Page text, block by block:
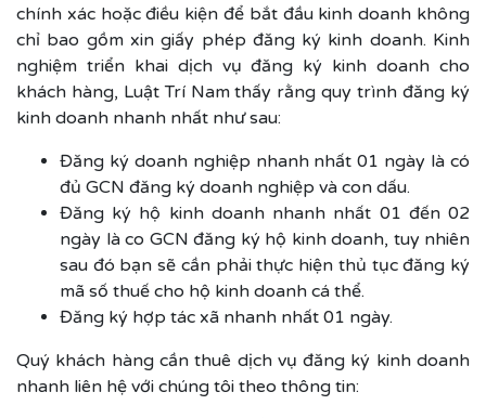
chính xác hoặc điều kiện để bắt đầu kinh doanh không
chỉ bao gồm xin giấy phép đăng ký kinh doanh. Kinh
nghiệm triển khai dịch vụ đăng ký kinh doanh cho
khách hàng, Luật Trí Nam thấy rằng quy trình đăng ký
kinh doanh nhanh nhất như sau:
Đăng ký doanh nghiệp nhanh nhất 01 ngày là có
đủ GCN đăng ký doanh nghiệp và con dấu.
Đăng ký hộ kinh doanh nhanh nhất 01 đến 02
ngày là co GCN đăng ký hộ kinh doanh, tuy nhiên
sau đó bạn sẽ cần phải thực hiện thủ tục đăng ký
mã số thuế cho hộ kinh doanh cá thể.
Đăng ký hợp tác xã nhanh nhất 01 ngày.
Quý khách hàng cần thuê dịch vụ đăng ký kinh doanh
nhanh liên hệ với chúng tôi theo thông tin: